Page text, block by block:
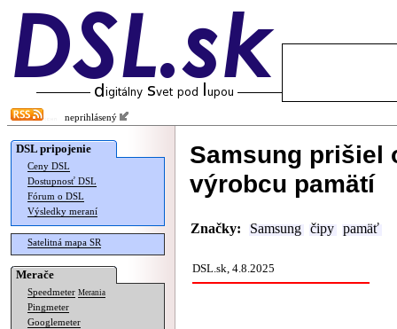
neprihlásený
DSL pripojenie
Ceny DSL
Dostupnosť DSL
Fórum o DSL
Výsledky meraní
Satelitná mapa SR
Merače
Speedmeter Merania
Pingmeter
Googlemeter
Samsung prišiel
výrobcu pamätí
Značky: Samsung čipy pamäť
DSL.sk, 4.8.2025